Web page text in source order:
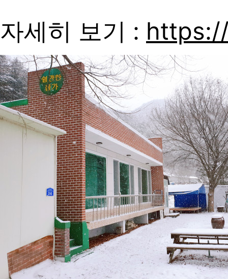
자세히 보기 :